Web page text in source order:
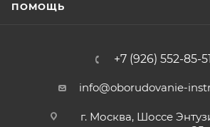
ПОМОЩЬ
+7 (926) 552-85-51
info@oborudovanie-
г. Москва, Шоссе